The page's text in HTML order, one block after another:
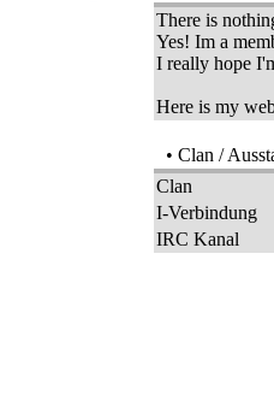
There is
Yes! Im a
I really hope
Here is my
• Clan /
Clan
I-Verbindung
IRC Kanal